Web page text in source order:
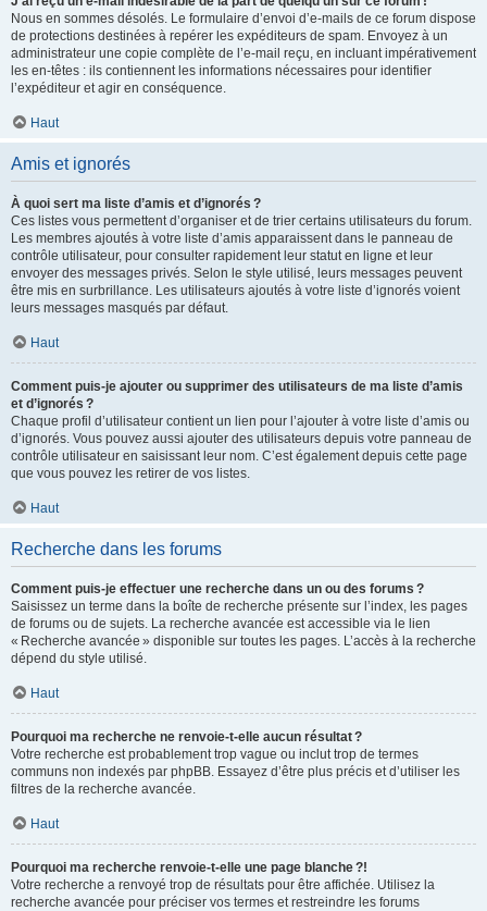
Nous en sommes désolés. Le formulaire d’envoi d’e-mails de ce forum dispose
de protections destinées à repérer les expéditeurs de spam. Envoyez à un
administrateur une copie complète de l’e-mail reçu, en incluant impérativement
les en-têtes : ils contiennent les informations nécessaires pour identifier
l’expéditeur et agir en conséquence.
Haut
Amis et ignorés
À quoi sert ma liste d’amis et d’ignorés ?
Ces listes vous permettent d’organiser et de trier certains utilisateurs du forum.
Les membres ajoutés à votre liste d’amis apparaissent dans le panneau de
contrôle utilisateur, pour consulter rapidement leur statut en ligne et leur
envoyer des messages privés. Selon le style utilisé, leurs messages peuvent
être mis en surbrillance. Les utilisateurs ajoutés à votre liste d’ignorés voient
leurs messages masqués par défaut.
Haut
Comment puis-je ajouter ou supprimer des utilisateurs de ma liste d’amis
et d’ignorés ?
Chaque profil d’utilisateur contient un lien pour l’ajouter à votre liste d’amis ou
d’ignorés. Vous pouvez aussi ajouter des utilisateurs depuis votre panneau de
contrôle utilisateur en saisissant leur nom. C’est également depuis cette page
que vous pouvez les retirer de vos listes.
Haut
Recherche dans les forums
Comment puis-je effectuer une recherche dans un ou des forums ?
Saisissez un terme dans la boîte de recherche présente sur l’index, les pages
de forums ou de sujets. La recherche avancée est accessible via le lien
« Recherche avancée » disponible sur toutes les pages. L’accès à la recherche
dépend du style utilisé.
Haut
Pourquoi ma recherche ne renvoie-t-elle aucun résultat ?
Votre recherche est probablement trop vague ou inclut trop de termes
communs non indexés par phpBB. Essayez d’être plus précis et d’utiliser les
filtres de la recherche avancée.
Haut
Pourquoi ma recherche renvoie-t-elle une page blanche ?!
Votre recherche a renvoyé trop de résultats pour être affichée. Utilisez la
recherche avancée pour préciser vos termes et restreindre les forums